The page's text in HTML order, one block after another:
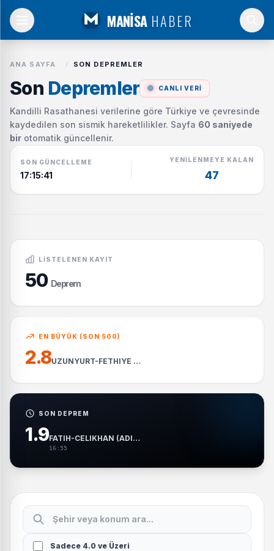
MANİSA HABER
ANA SAYFA / SON DEPREMLER
Son Depremler CANLI VERI
Kandilli Rasathanesi verilerine göre Türkiye ve çevresinde
kaydedilen son sismik hareketlilikler. Sayfa 60 saniyede
bir otomatik güncellenir.
SON GÜNCELLEME
17:15:41
YENILENMEYE KALAN
47
LISTELENEN KAYIT
50 Deprem
EN BÜYÜK (SON 500)
2.8 UZUNYURT-FETHIYE (MUGLA)
SON DEPREM
1.9 FATIH-CELIKHAN (ADIYAMAN)
16:55
Sadece 4.0 ve Üzeri